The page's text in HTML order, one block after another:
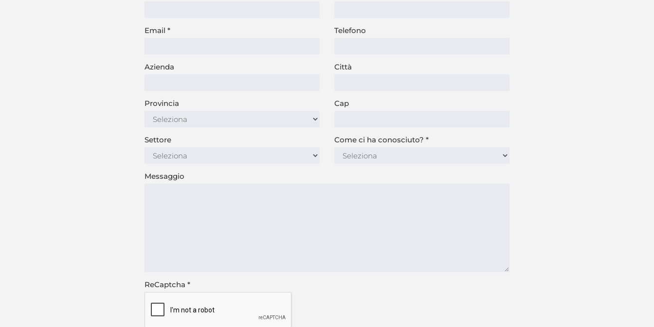
Email * Telefono
Azienda Città
Provincia Cap
Settore Come ci ha conosciuto? *
Messaggio
ReCaptcha *